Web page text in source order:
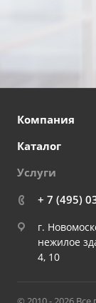
Компания
Каталог
Услуги
+ 7 (495)
г.
нежилое
4, 10